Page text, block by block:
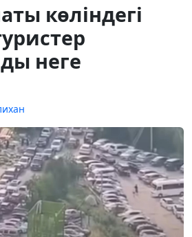
көліндегі
неге